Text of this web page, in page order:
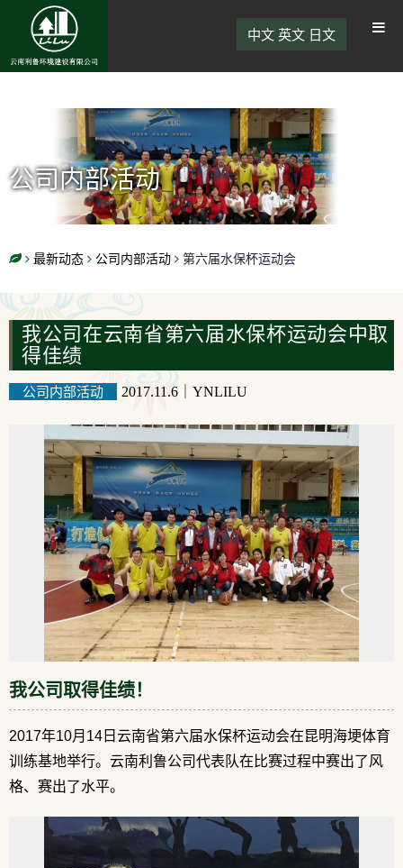
中文 英文 日文
公司内部活动
最新动态 公司内部活动 第六届水保杯运动会
我公司在云南省第六届水保杯运动会中取
得佳绩
公司内部活动 2017.11.6 YNLILU
我公司取得佳绩！
2017年10月14日云南省第六届水保杯运动会在昆明海埂体育
训练基地举行。云南利鲁公司代表队在比赛过程中赛出了风
格、赛出了水平。